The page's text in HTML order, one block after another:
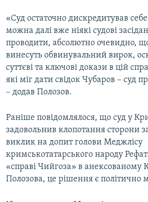
«Суд остаточно дискредитував
можна далі вже ніякі судові
проводити, абсолютно очевидно,
винесуть обвинувальний вирок,
суттєві та ключові докази в цій
які міг дати свідок Чубаров – суд
– додав Полозов.
Раніше повідомлялося, що суд у
задовольнив клопотання сторони
виклик на допит голови Меджлісу
кримськотатарського народу
«справі Чийгоза» в
Полозова, це рішення є політично